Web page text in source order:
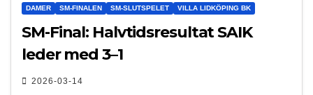
DAMER SM-FINALEN SM-SLUTSPELET VILLA LIDKÖPING BK
SM-Final: Halvtidsresultat SAIK
leder med 3–1
2026-03-14